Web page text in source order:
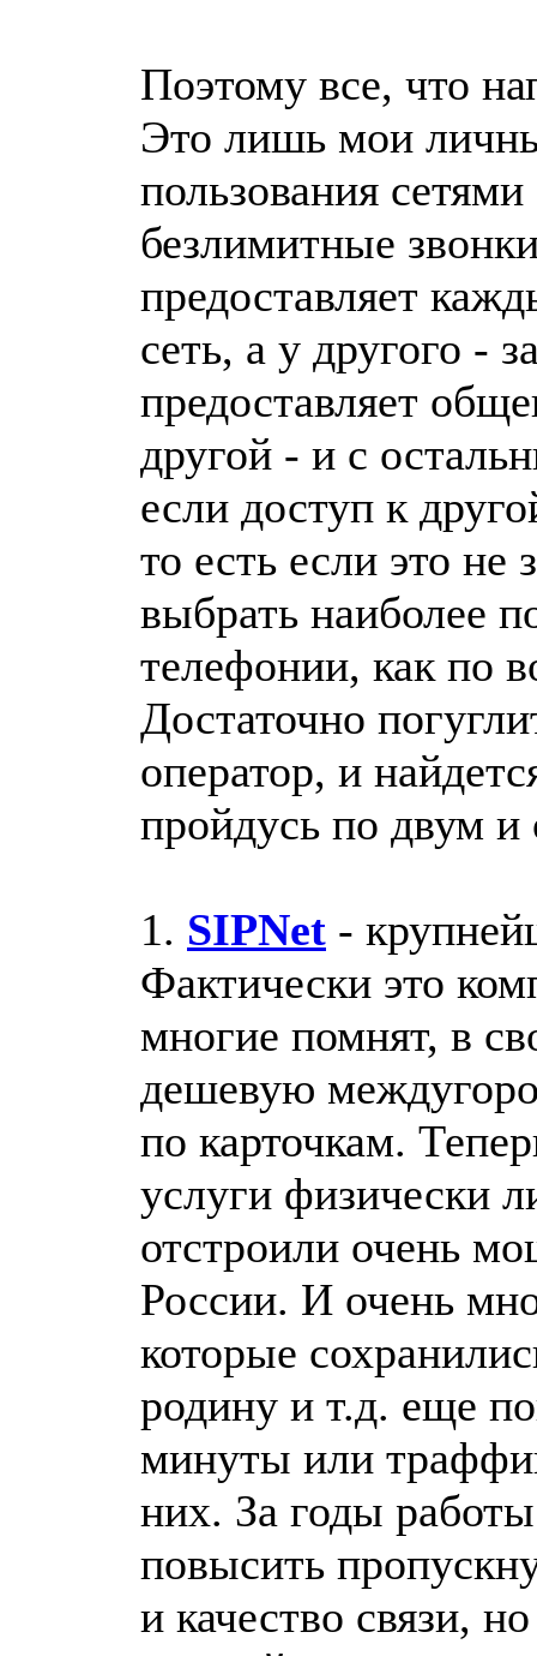
Поэтому все, что
Это лишь мои
пользования
безлимитные
предоставляет
сеть, а у другого -
предоставляет
другой - и с
если доступ к
то есть если это
выбрать наиболее
телефонии, как по
Достаточно
оператор, и
пройдусь по двум
1. SIPNet -
Фактически это
многие помнят, в
дешевую
по карточкам.
услуги физически
отстроили очень
России. И очень
которые
родину и т.д. еще
минуты или
них. За годы
повысить
и качество связи,